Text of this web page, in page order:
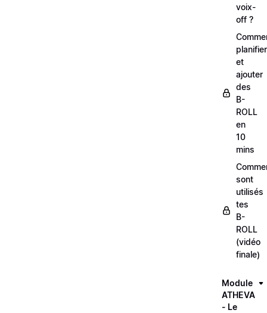
voix-
off ?
planifier
et
ajouter
des
B-
ROLL
en
10
mins
sont
utilisés
tes
B-
ROLL
(vidéo
finale)
Module
ATHEVA
- Le